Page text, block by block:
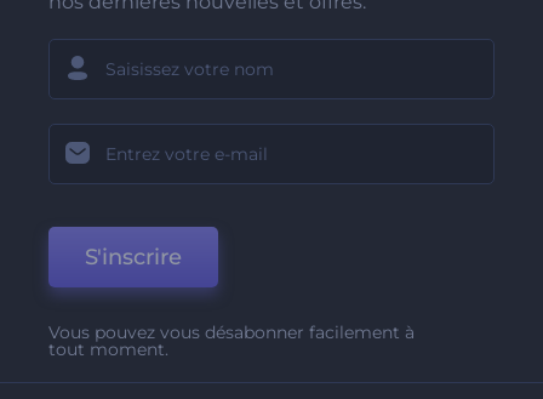
S'inscrire
Vous pouvez vous désabonner facilement à
tout moment.